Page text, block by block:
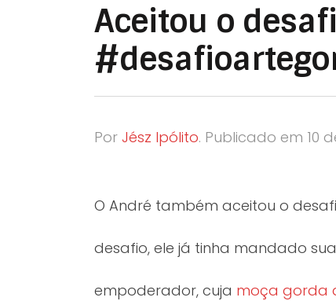
Aceitou o
Por Jész Ipólito. Publicado em 10
O André também aceitou o
desafio, ele já tinha mandado
empoderador, cuja moça gorda